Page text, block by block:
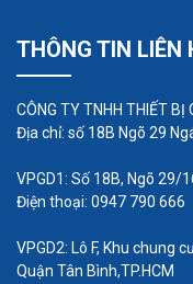
khả năng tạo áp
máy thổi khí con
nhiều ứng dụng
THÔNG TIN LIÊN
CÔNG TY TNHH THIẾT BỊ
Địa chỉ: số 18B Ngõ 29
VPGD1: Số 18B, Ngõ 29/
Điện thoại: 0947 790 666
VPGD2: Lô F, Khu chung
Quận Tân Bình,TP.HCM